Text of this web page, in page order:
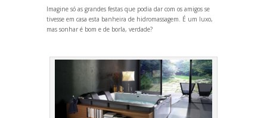
Imagine só as grandes festas que podia dar com os amigos se
tivesse em casa esta banheira de hidromassagem. É um luxo,
mas sonhar é bom e de borla, verdade?